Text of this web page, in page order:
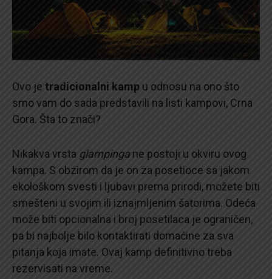
Ovo je tradicionalni kamp u odnosu na ono što
smo vam do sada predstavili na listi kampovi, Crna
Gora. Šta to znači?
Nikakva vrsta glampinga ne postoji u okviru ovog
kampa. S obzirom da je on za posetioce sa jakom
ekološkom svesti i ljubavi prema prirodi, možete biti
smešteni u svojim ili iznajmljenim šatorima. Odeća
može biti opcionalna i broj posetilaca je ograničen,
pa bi najbolje bilo kontaktirati domaćine za sva
pitanja koja imate. Ovaj kamp definitivno treba
rezervisati na vreme.